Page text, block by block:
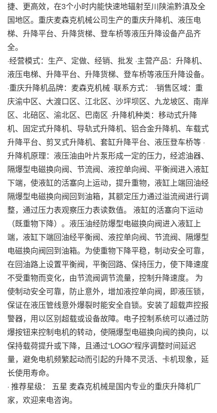
捷、更高效，在3个小时内能快速地辐射至川陕渝黔滇及全
国地区。重庆麦森克机械公司生产的重庆升降机、液压电
梯、升降平台、升降货梯、登车桥等液压升降设备产品齐
全。
·经营模式：生产、定做、经销、批发 ·主营产品：升降机、
液压电梯、升降平台、升降货梯、登车桥等液压升降设备。
·重庆升降机品牌：麦森克机械 ·联系方式： ·销售区域：重
庆渝中区、大渡口区、江北区、沙坪坝区、九龙坡区、南岸
区、北碚区、渝北区、巴南区 ·升降机种类：移动式升降
机、固定式升降机、导轨式升降机、铝合金升降机、车载式
升降平台、剪叉式升降机、套缸升降平台、液压登车桥等 ·
升降机原理：液压油由叶片泵形成一定的压力，经滤油器、
隔爆型电磁换向阀、节流阀、液控单向阀、平衡阀进入液缸
下端，使液缸的活塞向上运动，提升重物，液缸上端回油经
隔爆型电磁换向阀回到油箱，其额定压力通过溢流阀进行调
整，通过压力表观察压力表读数值。 液缸的活塞向下运动
（既重物下降）。液压油经防爆型电磁换向阀进入液缸上
端，液缸下端回油经平衡阀、液控单向阀、节流阀、隔爆型
电磁换向阀回到油箱。为使重物下降平稳，制动安全可靠，
在回油路上设置平衡阀，平衡回路、保持压力，使下降速度
不受重物而变化，由节流阀调节流量，控制升降速度。 为
使制动安全可靠，防止意外，增加液控单向阀，即液压锁，
保证在液压管线意外爆裂时能安全自锁。安装了超载声控报
警器，用以区别超载或设备故障。电子控制系统可以通过防
爆按钮来控制电机的转动，使隔爆型电磁换向阀的换向，以
保持载荷提升或下降，且通过“LOGO”程序调整时间延迟
量，避免电机频繁起动而引起的升降不灵活、卡机现象，延
长使用寿命。
· 推荐星级： 五星 麦森克机械是国内专业的重庆升降机厂
家，欢迎来电咨询。